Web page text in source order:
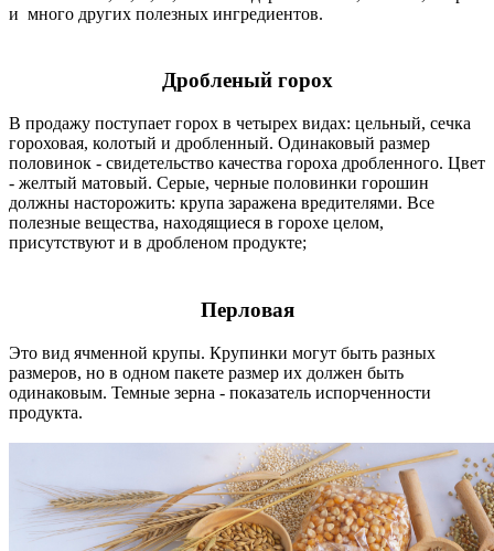
и много других полезных ингредиентов.
Дробленый горох
В продажу поступает горох в четырех видах: цельный, сечка
гороховая, колотый и дробленный. Одинаковый размер
половинок - свидетельство качества гороха дробленного. Цвет
- желтый матовый. Серые, черные половинки горошин
должны насторожить: крупа заражена вредителями. Все
полезные вещества, находящиеся в горохе целом,
присутствуют и в дробленом продукте;
Перловая
Это вид ячменной крупы. Крупинки могут быть разных
размеров, но в одном пакете размер их должен быть
одинаковым. Темные зерна - показатель испорченности
продукта.